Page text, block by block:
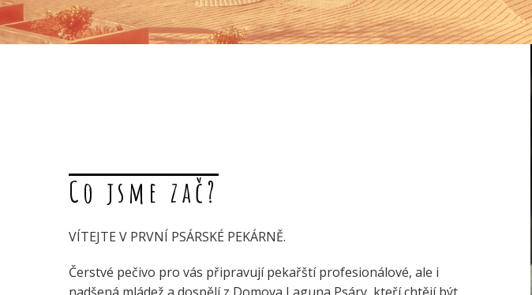
Co jsme zač?
VÍTEJTE V PRVNÍ PSÁRSKÉ PEKÁRNĚ.
Čerstvé pečivo pro vás připravují pekařští profesionálové, ale i